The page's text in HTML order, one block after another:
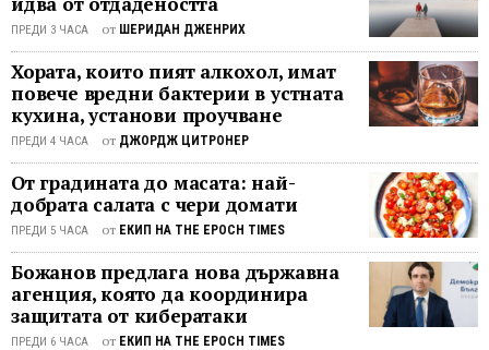
и ги
да
среща
на
върха,
на
която
да
как
ПРЕДИ 3 ЧАСА от ШЕРИДАН ДЖЕНРИХ
Хората, които пият алкохол, имат
повече вредни бактерии в устната
кухина, установи проучване
ПРЕДИ 4 ЧАСА от ДЖОРДЖ ЦИТРОНЕР
От градината до масата: най-
добрата салата с чери домати
ПРЕДИ 5 ЧАСА от ЕКИП НА THE EPOCH TIMES
Божанов предлага нова държавна
агенция, която да координира
защитата от кибератаки
ПРЕДИ 6 ЧАСА от ЕКИП НА THE EPOCH TIMES